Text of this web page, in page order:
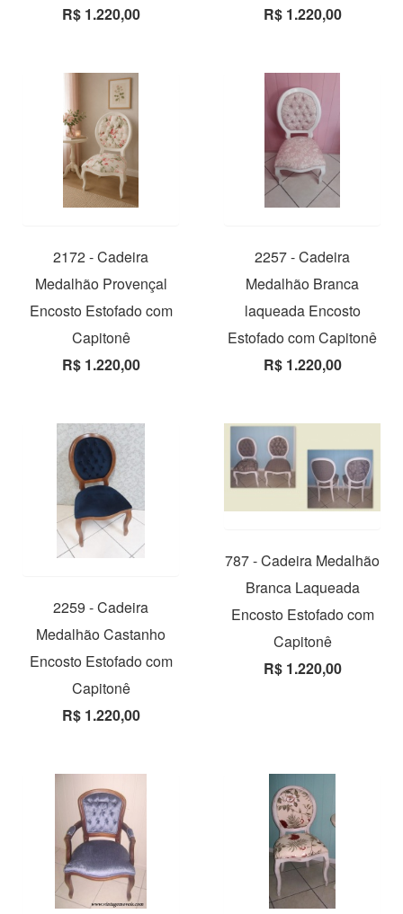
R$ 1.220,00 R$ 1.220,00
2172 - Cadeira
Medalhão Provençal
Encosto Estofado com
Capitonê
R$ 1.220,00
2257 - Cadeira
Medalhão Branca
laqueada Encosto
Estofado com Capitonê
R$ 1.220,00
2259 - Cadeira
Medalhão Castanho
Encosto Estofado com
Capitonê
R$ 1.220,00
787 - Cadeira Medalhão
Branca Laqueada
Encosto Estofado com
Capitonê
R$ 1.220,00